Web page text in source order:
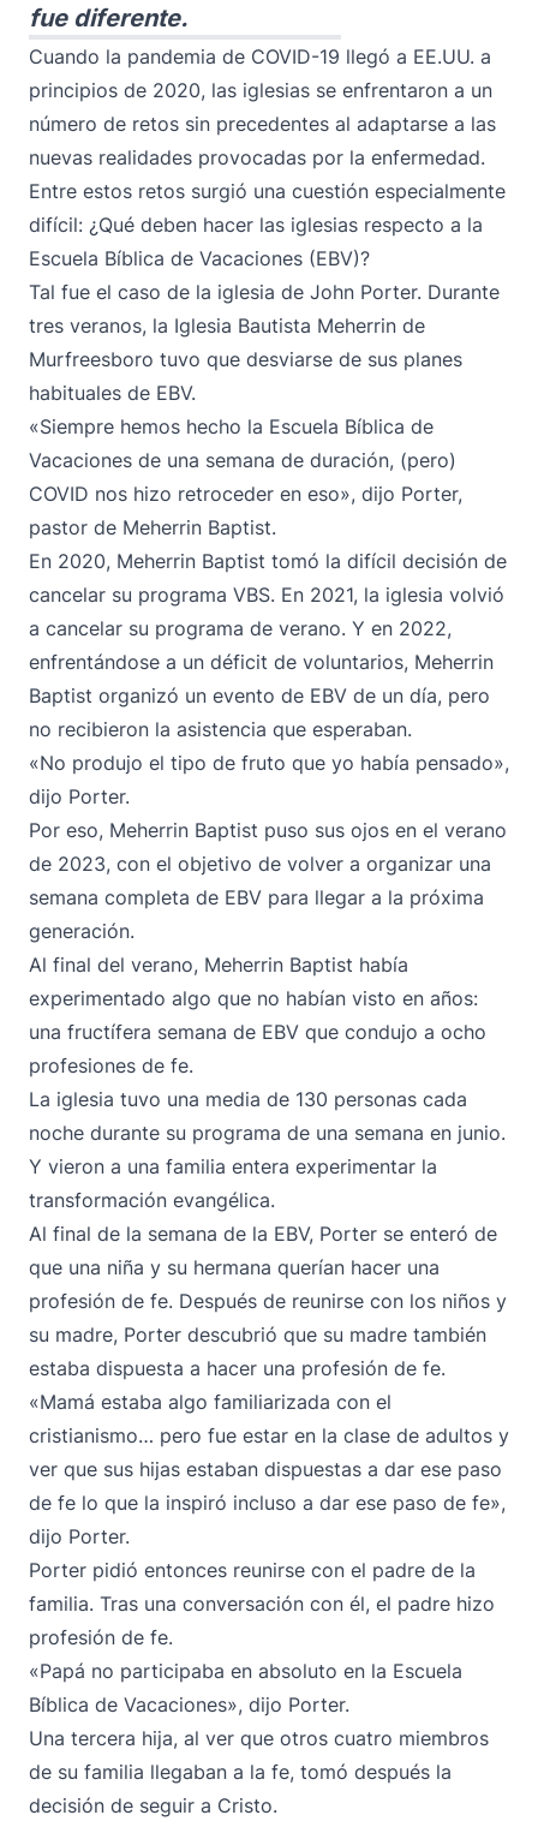
fue diferente.
Cuando la pandemia de COVID-19 llegó a EE.UU. a
principios de 2020, las iglesias se enfrentaron a un
número de retos sin precedentes al adaptarse a las
nuevas realidades provocadas por la enfermedad.
Entre estos retos surgió una cuestión especialmente
difícil: ¿Qué deben hacer las iglesias respecto a la
Escuela Bíblica de Vacaciones (EBV)?
Tal fue el caso de la iglesia de John Porter. Durante
tres veranos, la Iglesia Bautista Meherrin de
Murfreesboro tuvo que desviarse de sus planes
habituales de EBV.
«Siempre hemos hecho la Escuela Bíblica de
Vacaciones de una semana de duración, (pero)
COVID nos hizo retroceder en eso», dijo Porter,
pastor de Meherrin Baptist.
En 2020, Meherrin Baptist tomó la difícil decisión de
cancelar su programa VBS. En 2021, la iglesia volvió
a cancelar su programa de verano. Y en 2022,
enfrentándose a un déficit de voluntarios, Meherrin
Baptist organizó un evento de EBV de un día, pero
no recibieron la asistencia que esperaban.
«No produjo el tipo de fruto que yo había pensado»,
dijo Porter.
Por eso, Meherrin Baptist puso sus ojos en el verano
de 2023, con el objetivo de volver a organizar una
semana completa de EBV para llegar a la próxima
generación.
Al final del verano, Meherrin Baptist había
experimentado algo que no habían visto en años:
una fructífera semana de EBV que condujo a ocho
profesiones de fe.
La iglesia tuvo una media de 130 personas cada
noche durante su programa de una semana en junio.
Y vieron a una familia entera experimentar la
transformación evangélica.
Al final de la semana de la EBV, Porter se enteró de
que una niña y su hermana querían hacer una
profesión de fe. Después de reunirse con los niños y
su madre, Porter descubrió que su madre también
estaba dispuesta a hacer una profesión de fe.
«Mamá estaba algo familiarizada con el
cristianismo… pero fue estar en la clase de adultos y
ver que sus hijas estaban dispuestas a dar ese paso
de fe lo que la inspiró incluso a dar ese paso de fe»,
dijo Porter.
Porter pidió entonces reunirse con el padre de la
familia. Tras una conversación con él, el padre hizo
profesión de fe.
«Papá no participaba en absoluto en la Escuela
Bíblica de Vacaciones», dijo Porter.
Una tercera hija, al ver que otros cuatro miembros
de su familia llegaban a la fe, tomó después la
decisión de seguir a Cristo.